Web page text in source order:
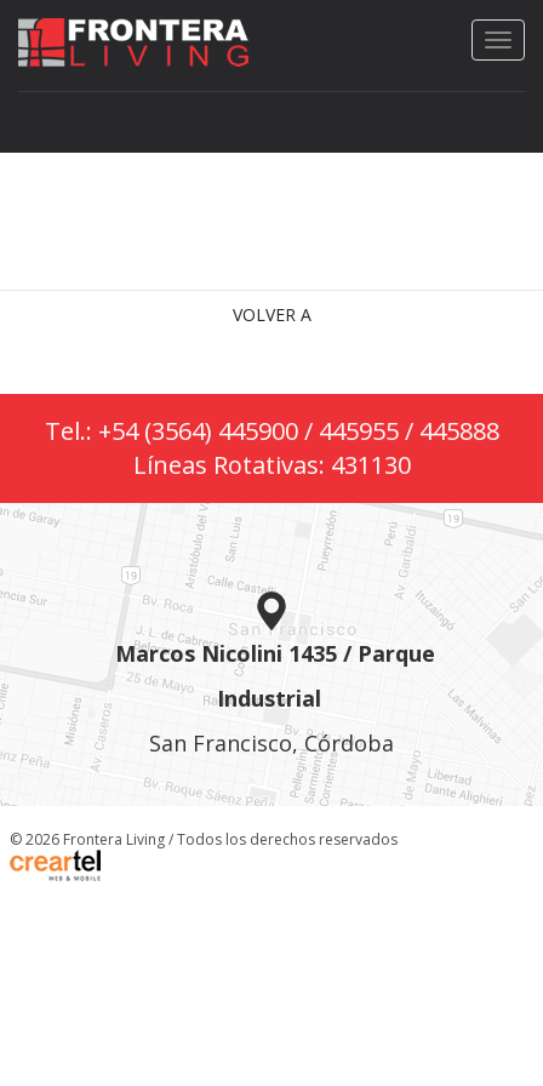
VOLVER A
Tel.: +54 (3564) 445900 / 445955 / 445888
Líneas Rotativas: 431130
Marcos Nicolini 1435 / Parque
Industrial
San Francisco, Córdoba
© 2026 Frontera Living / Todos los derechos reservados